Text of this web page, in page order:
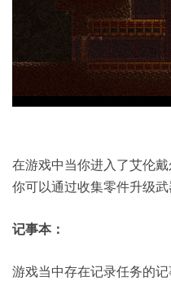
在游戏中当你进入了艾伦
你可以通过收集零件升级武
记事本：
游戏当中存在记录任务的